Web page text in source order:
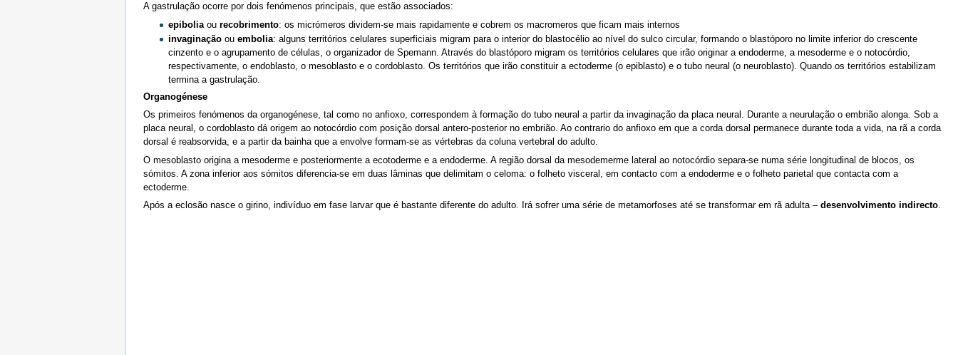
A gastrulação ocorre por dois fenómenos principais, que estão associados:
epibolia ourecobrimento: os micrómeros dividem-se mais rapidamente e cobrem os macromeros que ficam mais internos
invaginação ouembolia: alguns territórios celulares superficiais migram para o interior do blastocélio ao nível do sulco circular, formando o blastóporo no limite inferior do crescente
cinzento e o agrupamento de células, o organizador de Spemann. Através do blastóporo migram os territórios celulares que irão originar a endoderme, a mesoderme e o notocórdio,
respectivamente, o endoblasto, o mesoblasto e o cordoblasto. Os territórios que irão constituir a ectoderme (o epiblasto) e o tubo neural (o neuroblasto). Quando os territórios estabilizam
termina a gastrulação.
Organogénese
Os primeiros fenómenos da organogénese, tal como no anfioxo, correspondem à formação do tubo neural a partir da invaginação da placa neural. Durante a neurulação o embrião alonga. Sob a
placa neural, o cordoblasto dá origem ao notocórdio com posição dorsal antero-posterior no embrião. Ao contrario do anfioxo em que a corda dorsal permanece durante toda a vida, na rã a corda
dorsal é reabsorvida, e a partir da bainha que a envolve formam-se as vértebras da coluna vertebral do adulto.
O mesoblasto origina a mesoderme e posteriormente a ecotoderme e a endoderme. A região dorsal da mesodemerme lateral ao notocórdio separa-se numa série longitudinal de blocos, os
sómitos. A zona inferior aos sómitos diferencia-se em duas lâminas que delimitam o celoma: o folheto visceral, em contacto com a endoderme e o folheto parietal que contacta com a
ectoderme.
Após a eclosão nasce o girino, indivíduo em fase larvar que é bastante diferente do adulto. Irá sofrer uma série de metamorfoses até se transformar em rã adulta – desenvolvimento indirecto.